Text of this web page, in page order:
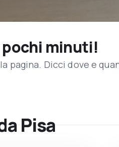
minuti!
pagina. Dicci dove e
Pisa